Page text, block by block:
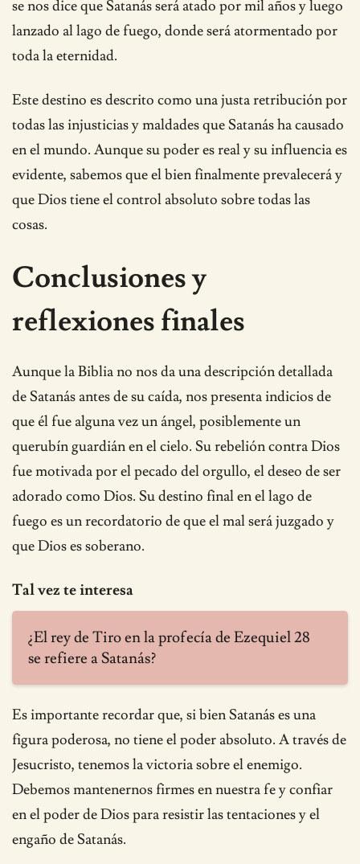
se nos dice que Satanás será atado por mil años y luego
lanzado al lago de fuego, donde será atormentado por
toda la eternidad.
Este destino es descrito como una justa retribución por
todas las injusticias y maldades que Satanás ha causado
en el mundo. Aunque su poder es real y su influencia es
evidente, sabemos que el bien finalmente prevalecerá y
que Dios tiene el control absoluto sobre todas las
cosas.
Conclusiones y
reflexiones finales
Aunque la Biblia no nos da una descripción detallada
de Satanás antes de su caída, nos presenta indicios de
que él fue alguna vez un ángel, posiblemente un
querubín guardián en el cielo. Su rebelión contra Dios
fue motivada por el pecado del orgullo, el deseo de ser
adorado como Dios. Su destino final en el lago de
fuego es un recordatorio de que el mal será juzgado y
que Dios es soberano.
Tal vez te interesa
¿El rey de Tiro en la profecía de Ezequiel 28
se refiere a Satanás?
Es importante recordar que, si bien Satanás es una
figura poderosa, no tiene el poder absoluto. A través de
Jesucristo, tenemos la victoria sobre el enemigo.
Debemos mantenernos firmes en nuestra fe y confiar
en el poder de Dios para resistir las tentaciones y el
engaño de Satanás.